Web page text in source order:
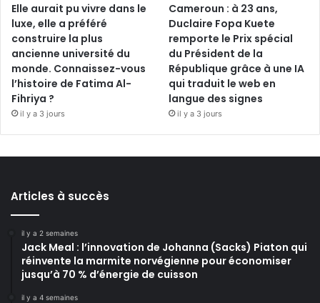
Elle aurait pu vivre dans le
luxe, elle a préféré
construire la plus
ancienne université du
monde. Connaissez-vous
l’histoire de Fatima Al-
Fihriya ?
il y a 3 jours
Cameroun : à 23 ans,
Duclaire Fopa Kuete
remporte le Prix spécial
du Président de la
République grâce à une IA
qui traduit le web en
langue des signes
il y a 3 jours
Articles à succès
il y a 2 semaines
Jack Meal : l’innovation de Johanna (Sacks) Piaton qui
réinvente la marmite norvégienne pour économiser
jusqu’à 70 % d’énergie de cuisson
il y a 4 semaines